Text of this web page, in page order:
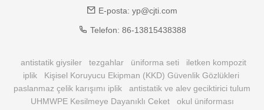
E-posta: yp@cjti.com
Telefon: 86-13815438388
antistatik giysiler tezgahlar üniforma seti
iletken kompozit
iplik
Kişisel Koruyucu Ekipman (KKD) Güvenlik Gözlükleri
paslanmaz çelik karışımı iplik
antistatik ve alev geciktirici tulum
UHMWPE Kesilmeye Dayanıklı Ceket
okul üniforması